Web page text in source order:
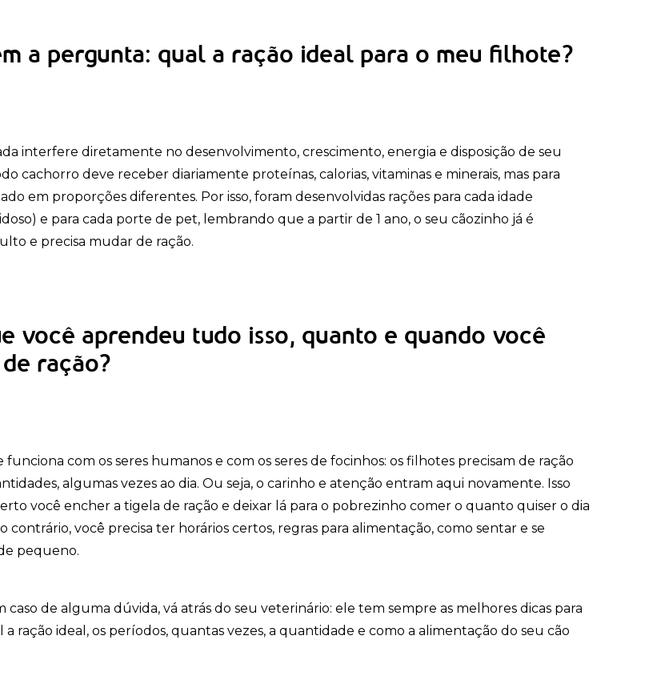
a pergunta: qual a ração ideal para o meu filhote?
interfere diretamente no desenvolvimento, crescimento, energia e disposição de seu
cachorro deve receber diariamente proteínas, calorias, vitaminas e minerais, mas para
em proporções diferentes. Por isso, foram desenvolvidas rações para cada idade
e para cada porte de pet, lembrando que a partir de 1 ano, o seu cãozinho já é
e precisa mudar de ração.
você aprendeu tudo isso, quanto e quando você
ração?
funciona com os seres humanos e com os seres de focinhos: os filhotes precisam de ração
algumas vezes ao dia. Ou seja, o carinho e atenção entram aqui novamente. Isso
você encher a tigela de ração e deixar lá para o pobrezinho comer o quanto quiser o dia
contrário, você precisa ter horários certos, regras para alimentação, como sentar e se
pequeno.
caso de alguma dúvida, vá atrás do seu veterinário: ele tem sempre as melhores dicas para
a ração ideal, os períodos, quantas vezes, a quantidade e como a alimentação do seu cão